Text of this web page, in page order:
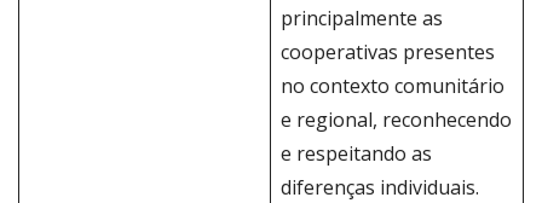
principalmente as
cooperativas presentes
no contexto comunitário
e regional, reconhecendo
e respeitando as
diferenças individuais.